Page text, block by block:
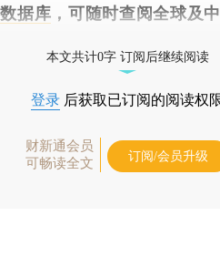
据库 ，可随时查阅全球及
本文共计0字 订阅后继续阅读
登录 后获取已订阅的阅读权
财新通会员
可畅读全文
订阅/会员升级